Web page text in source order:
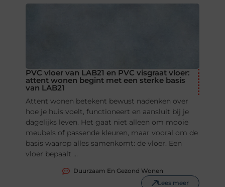
PVC vloer van LAB21 en PVC visgraat vloer:
attent wonen begint met een sterke basis
van LAB21
Attent wonen betekent bewust nadenken over
hoe je huis voelt, functioneert en aansluit bij je
dagelijks leven. Het gaat niet alleen om mooie
meubels of passende kleuren, maar vooral om de
basis waarop alles samenkomt: de vloer. Een
vloer bepaalt ...
Duurzaam En Gezond Wonen
Lees meer